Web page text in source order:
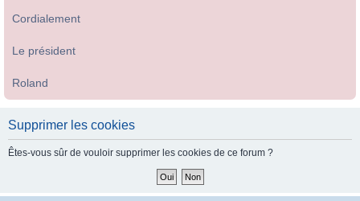
Cordialement
Le président
Roland
Supprimer les cookies
Êtes-vous sûr de vouloir supprimer les cookies de ce forum ?